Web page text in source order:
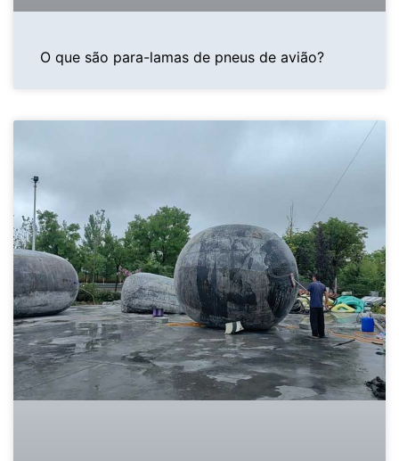
O que são para-lamas de pneus de avião?